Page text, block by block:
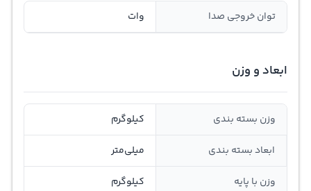
توان خروجی صدا وات
ابعاد و وزن
وزن بسته بندی کیلوگرم
ابعاد بسته بندی میلی‌متر
وزن با پایه کیلوگرم